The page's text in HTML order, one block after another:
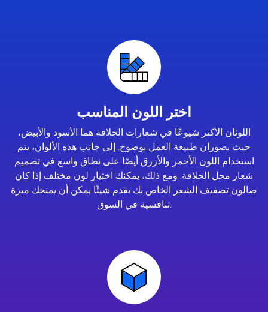
اختر اللون المناسب
اللونان الأكثر شيوعًا في شعارات الحلاقة هما الأسود والأبيض،
حيث يصوران طبيعة العمل بوضوح. إلى جانب هذه الألوان، يتم
استخدام اللون الأحمر والأزرق أيضًا على نطاق واسع في تصميم
شعار محل الحلاقة. ومع ذلك، يمكنك اختيار لون مختلف إذا كان
صالون تصفيف الشعر الخاص بك يقدم شيئًا يمكن أن يمنحك ميزة
تنافسية في السوق.